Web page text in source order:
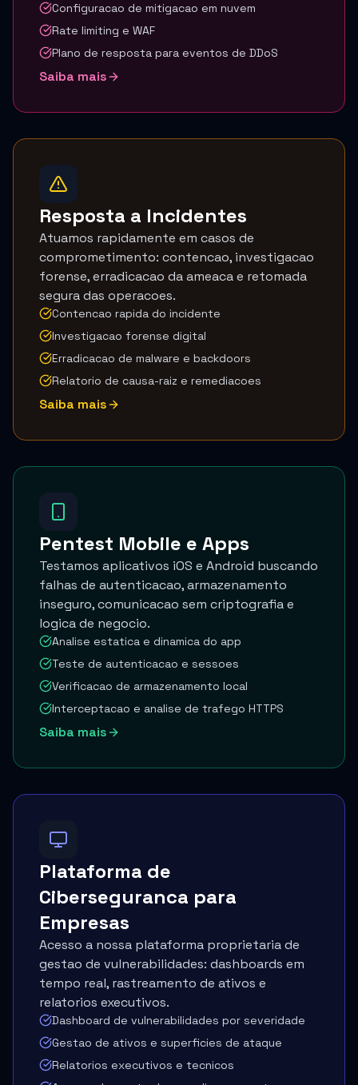
Configuracao de mitigacao em nuvem
Rate limiting e WAF
Plano de resposta para eventos de DDoS
Saiba mais
Resposta a Incidentes
Atuamos rapidamente em casos de
comprometimento: contencao, investigacao
forense, erradicacao da ameaca e retomada
segura das operacoes.
Contencao rapida do incidente
Investigacao forense digital
Erradicacao de malware e backdoors
Relatorio de causa-raiz e remediacoes
Saiba mais
Pentest Mobile e Apps
Testamos aplicativos iOS e Android buscando
falhas de autenticacao, armazenamento
inseguro, comunicacao sem criptografia e
logica de negocio.
Analise estatica e dinamica do app
Teste de autenticacao e sessoes
Verificacao de armazenamento local
Interceptacao e analise de trafego HTTPS
Saiba mais
Plataforma de
Ciberseguranca para
Empresas
Acesso a nossa plataforma proprietaria de
gestao de vulnerabilidades: dashboards em
tempo real, rastreamento de ativos e
relatorios executivos.
Dashboard de vulnerabilidades por severidade
Gestao de ativos e superficies de ataque
Relatorios executivos e tecnicos